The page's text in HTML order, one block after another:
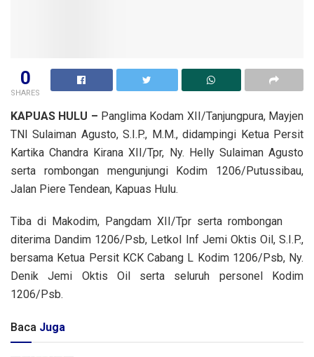
0
SHARES
KAPUAS HULU – Panglima Kodam XII/Tanjungpura, Mayjen
TNI Sulaiman Agusto, S.I.P., M.M., didampingi Ketua Persit
Kartika Chandra Kirana XII/Tpr, Ny. Helly Sulaiman Agusto
serta rombongan mengunjungi Kodim 1206/Putussibau,
Jalan Piere Tendean, Kapuas Hulu.
Tiba di Makodim, Pangdam XII/Tpr serta rombongan
diterima Dandim 1206/Psb, Letkol Inf Jemi Oktis Oil, S.I.P.,
bersama Ketua Persit KCK Cabang L Kodim 1206/Psb, Ny.
Denik Jemi Oktis Oil serta seluruh personel Kodim
1206/Psb.
Baca Juga